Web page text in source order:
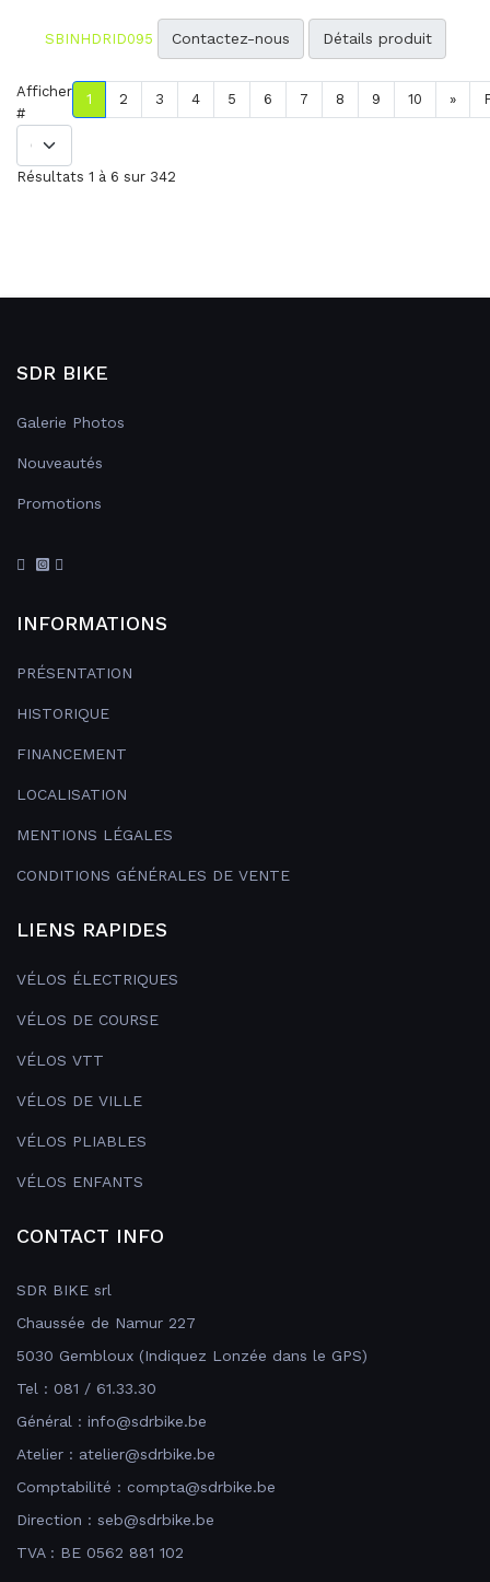
SBINHDRID095 Contactez-nous Détails produit
Afficher
#
1 2 3 4 5 6 7 8 9 10 »
Résultats 1 à 6 sur 342
SDR BIKE
Galerie Photos
Nouveautés
Promotions
INFORMATIONS
PRÉSENTATION
HISTORIQUE
FINANCEMENT
LOCALISATION
MENTIONS LÉGALES
CONDITIONS GÉNÉRALES DE VENTE
LIENS RAPIDES
VÉLOS ÉLECTRIQUES
VÉLOS DE COURSE
VÉLOS VTT
VÉLOS DE VILLE
VÉLOS PLIABLES
VÉLOS ENFANTS
CONTACT INFO
SDR BIKE srl
Chaussée de Namur 227
5030 Gembloux (Indiquez Lonzée dans le GPS)
Tel : 081 / 61.33.30
Général : info@sdrbike.be
Atelier : atelier@sdrbike.be
Comptabilité : compta@sdrbike.be
Direction : seb@sdrbike.be
TVA : BE 0562 881 102